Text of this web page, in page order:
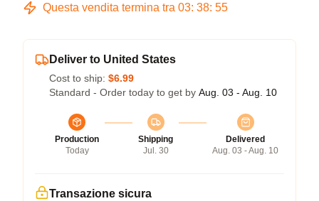
Questa vendita termina tra 03: 38: 54
Deliver to United States
Cost to ship: $6.99
Standard - Order today to get by Aug. 03 - Aug. 10
Production
Today
Shipping
Jul. 30
Delivered
Aug. 03 - Aug. 10
Transazione sicura